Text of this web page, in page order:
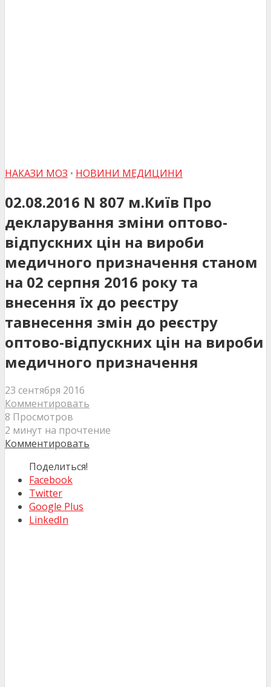
НАКАЗИ МОЗ • НОВИНИ МЕДИЦИНИ
02.08.2016 N 807 м.Київ Про
декларування зміни оптово-
відпускних цін на вироби
медичного призначення станом
на 02 серпня 2016 року та
внесення їх до реєстру
тавнесення змін до реєстру
оптово-відпускних цін на вироби
медичного призначення
23 сентября 2016
Комментировать
8 Просмотров
2 минут на прочтение
Комментировать
Поделиться!
Facebook
Twitter
Google Plus
LinkedIn